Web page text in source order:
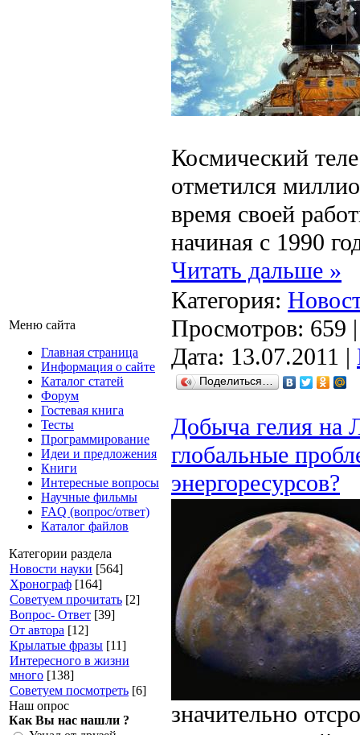
Меню сайта
Главная страница
Информация о сайте
Каталог статей
Форум
Гостевая книга
Тесты
Программирование
Идеи и предложения
Книги
Интересные вопросы
Научные фильмы
FAQ (вопрос/ответ)
Каталог файлов
Категории раздела
Новости науки [564]
Хронограф [164]
Советуем прочитать [2]
Вопрос- Ответ [39]
От автора [12]
Крылатые фразы [11]
Интересного в жизни
много [138]
Советуем посмотреть [6]
Наш опрос
Как Вы нас нашли ?
Космический
отметился
время своей
начиная с 1990
Читать дальше »
Категория:
Просмотров: 659
Дата: 13.07.2011 |
Поделиться…
Добыча гелия на
глобальные
энергоресурсов?
значительно